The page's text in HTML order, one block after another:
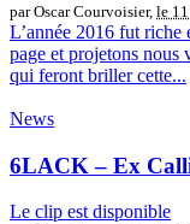
par Oscar Courvoisier, le
L’année 2016 fut riche
page et projetons nous
qui feront briller cette...
News
6LACK – Ex
Le clip est disponible